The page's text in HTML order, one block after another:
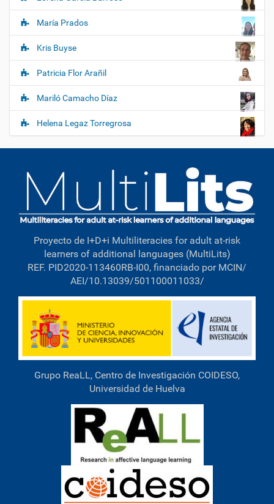
María Prados
Kris Buyse
Patricia Flor Arañil
Mariló Camacho Díaz
Helena Legaz Torregrosa
Proyecto de I+D+i Multiliteracies for adult at-risk
learners of additional languages (MultiLits)
REF. PID2020-113460RB-I00, financiado por MCIN/
AEI/10.13039/501100011033/
Grupo ReaLL, Centro de Investigación COIDESO,
Universidad de Huelva